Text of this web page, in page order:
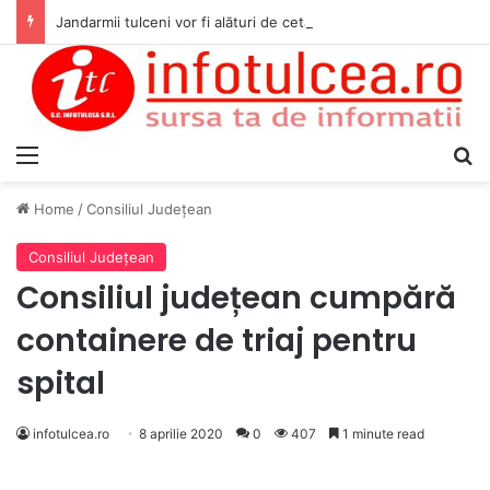
Home /Consiliul Judeţean
Consiliul Judeţean
Consiliul județean cumpără
containere de triaj pentru
spital
infotulcea.ro 8 aprilie 2020 0 407 1 minute read